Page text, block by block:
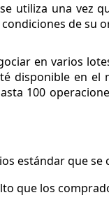
utiliza una vez
de su
en varios
disponible en el
100
estándar que se
que los